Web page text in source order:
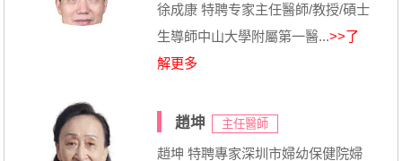
徐成康 特聘专家主任醫師/教授/碩士
生導師中山大學附屬第一醫...>>了
解更多
趙坤 主任醫師
趙坤 特聘專家深圳市婦幼保健院婦